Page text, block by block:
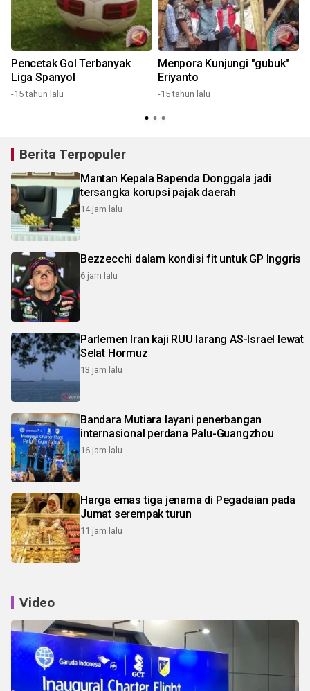
Pencetak Gol Terbanyak
Liga Spanyol
-15 tahun lalu
Menpora Kunjungi "gubuk"
Eriyanto
-15 tahun lalu
Berita Terpopuler
Mantan Kepala Bapenda Donggala jadi
tersangka korupsi pajak daerah
14 jam lalu
Bezzecchi dalam kondisi fit untuk GP Inggris
6 jam lalu
Parlemen Iran kaji RUU larang AS-Israel lewat
Selat Hormuz
13 jam lalu
Bandara Mutiara layani penerbangan
internasional perdana Palu-Guangzhou
16 jam lalu
Harga emas tiga jenama di Pegadaian pada
Jumat serempak turun
11 jam lalu
Video